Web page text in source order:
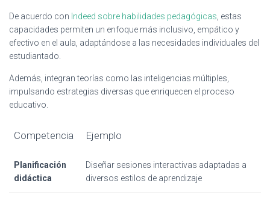
De acuerdo con Indeed sobre habilidades pedagógicas, estas
capacidades permiten un enfoque más inclusivo, empático y
efectivo en el aula, adaptándose a las necesidades individuales del
estudiantado.
Además, integran teorías como las inteligencias múltiples,
impulsando estrategias diversas que enriquecen el proceso
educativo.
Competencia Ejemplo
Planificación
didáctica
Diseñar sesiones interactivas adaptadas a
diversos estilos de aprendizaje